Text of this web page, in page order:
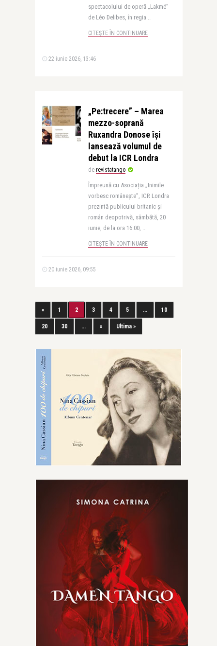
spectacolului de operă „Lakmé”
de Léo Delibes, în regia ..
CITEȘTE ÎN CONTINUARE
22 iunie 2026, 13:46
„Pe:trecere” – Marea
mezzo-soprană
Ruxandra Donose își
lansează volumul de
debut la ICR Londra
de revistatango
Împreună cu Asociația „Inimile
vorbesc românește”, ICR Londra
prezintă publicului britanic și
român deopotrivă, sâmbătă, 20
iunie, de la ora 16.00, ..
CITEȘTE ÎN CONTINUARE
20 iunie 2026, 09:55
« 1 2 3 4 5 ... 10
20 30 ... » Ultima »